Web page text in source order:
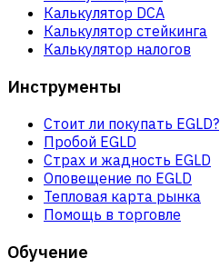
Калькулятор DCA
Калькулятор стейкинга
Калькулятор налогов
Инструменты
Стоит ли покупать EGLD?
Пробой EGLD
Страх и жадность EGLD
Оповещение по EGLD
Тепловая карта рынка
Помощь в торговле
Обучение